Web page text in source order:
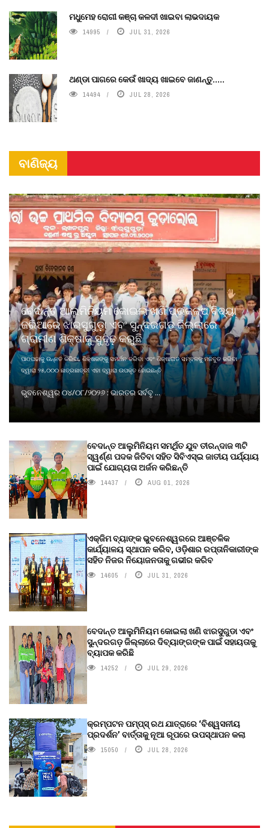
ମଧୁମେହ ରୋଗୀ କଞ୍ଚା କଳଦୀ ଖାଇବା ଲାଭଦାୟକ
14995 JUL 31, 2026
ଥଣ୍ଡା ପାଗରେ କେଉଁ ଖାଦ୍ୟ ଖାଇବେ ଜାଣନ୍ତୁ.....
14494 JUL 28, 2026
ବାଣିଜ୍ୟ
ବେଦାନ୍ତ ଆଲୁମିନିୟମ କୋଇଲା ଖଣି ପ୍ରକଳ୍ପ ବିଦ୍ୟା
ଜରିଆରେ ଝାରସୁଗୁଡ଼ା ଏବଂ ସୁନ୍ଦରଗଡ଼ ଜିଲ୍ଲାରେ
ଗ୍ରାମୀଣ ଶିକ୍ଷାକୁ ସୁଦୃଢ଼ କରୁଛି
ପାଠପଢାକୁ ଉନ୍ନତ କରିବା, ଶିକ୍ଷକଙ୍କୁ ସମର୍ଥନ କରିବା ଏବଂ ଶିକ୍ଷାଗତ ସମ୍ବଳକୁ ମଜବୁତ କରିବା
ଦ୍ୱାରା ୨୫,୦୦୦ ଛାତ୍ରଛାତ୍ରୀ ଏହା ଦ୍ୱାରା ଉପକୃତ ହୋଇଛନ୍ତି
ଭୁବନେଶ୍ୱର ୦୪/୦୮/୨୦୨୬ : ଭାରତର ସର୍ବବୃ ...
ବେଦାନ୍ତ ଆଲୁମିନିୟମ ସମର୍ଥିତ ଯୁବ ତୀରନ୍ଦାଜ ୩ଟି
ସ୍ୱର୍ଣ୍ଣ ପଦକ ଜିତିବା ସହିତ ସିବିଏସ୍ଇ ଜାତୀୟ ପର୍ଯ୍ୟାୟ
ପାଇଁ ଯୋଗ୍ୟତା ଅର୍ଜନ କରିଛନ୍ତି
14437 AUG 01, 2026
ଏକ୍ଜିମ ବ୍ୟାଙ୍କ ଭୁବନେଶ୍ୱରରେ ଆଞ୍ଚଳିକ
କାର୍ଯ୍ୟାଳୟ ସ୍ଥାପନ କରିବ, ଓଡ଼ିଶାର ରପ୍ତାନିକାରୀଙ୍କ
ସହିତ ନିଜର ନିୟୋଜନତାକୁ ଗଭୀର କରିବ
14605 JUL 31, 2026
ବେଦାନ୍ତ ଆଲୁମିନିୟମ କୋଇଲା ଖଣି ଝାରସୁଗୁଡା ଏବଂ
ସୁନ୍ଦରଗଡ଼ ଜିଲ୍ଲାରେ ଦିବ୍ୟାଙ୍ଗଙ୍କ ପାଇଁ ସହାୟତାକୁ
ବ୍ୟାପକ କରିଛି
14252 JUL 29, 2026
କ୍ରମ୍ପଟନ ପମ୍ପ୍‌ସ୍‌ ରଥ ଯାତ୍ରାରେ ‘ବିଶ୍ୱସନୀୟ
ପ୍ରଦର୍ଶନ’ ବାର୍ତ୍ତାକୁ ନୂଆ ରୂପରେ ଉପସ୍ଥାପନ କଲା
15050 JUL 28, 2026